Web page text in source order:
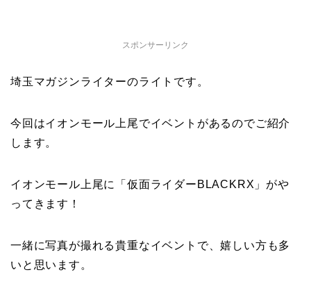
スポンサーリンク
埼玉マガジンライターのライトです。
今回はイオンモール上尾でイベントがあるのでご紹介
します。
イオンモール上尾に「仮面ライダーBLACKRX」がや
ってきます！
一緒に写真が撮れる貴重なイベントで、嬉しい方も多
いと思います。